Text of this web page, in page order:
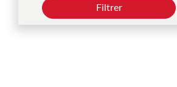
Filtrer